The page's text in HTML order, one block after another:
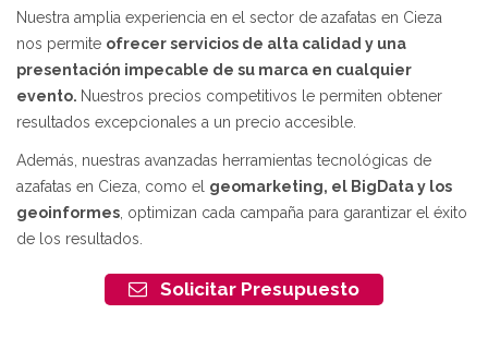
Nuestra amplia experiencia en el sector de azafatas en Cieza
nos permite ofrecer servicios de alta calidad y una
presentación impecable de su marca en cualquier
evento. Nuestros precios competitivos le permiten obtener
resultados excepcionales a un precio accesible.
Además, nuestras avanzadas herramientas tecnológicas de
azafatas en Cieza, como el geomarketing, el BigData y los
geoinformes , optimizan cada campaña para garantizar el éxito
de los resultados.
Solicitar Presupuesto